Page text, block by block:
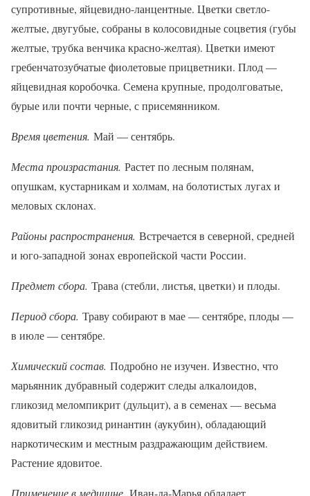
супротивные, яйцевидно-ланцентные. Цветки светло-
желтые, двугубые, собраны в колосовидные соцветия (губы
желтые, трубка венчика красно-желтая). Цветки имеют
гребенчатозубчатые фиолетовые прицветники. Плод —
яйцевидная коробочка. Семена крупные, продолговатые,
бурые или почти черные, с присемянником.
Время цветения. Май — сентябрь.
Места произрастания. Растет по лесным полянам,
опушкам, кустарникам и холмам, на болотистых лугах и
меловых склонах.
Районы распространения. Встречается в северной, средней
и юго-западной зонах европейской части России.
Предмет сбора. Трава (стебли, листья, цветки) и плоды.
Период сбора. Траву собирают в мае — сентябре, плоды —
в июле — сентябре.
Химический состав. Подробно не изучен. Известно, что
марьянник дубравный содержит следы алкалоидов,
гликозид меломпикрит (дульцит), а в семенах — весьма
ядовитый гликозид ринантин (аукубин), обладающий
наркотическим и местным раздражающим действием.
Растение ядовитое.
Применение в медицине. Иван-да-Марья обладает